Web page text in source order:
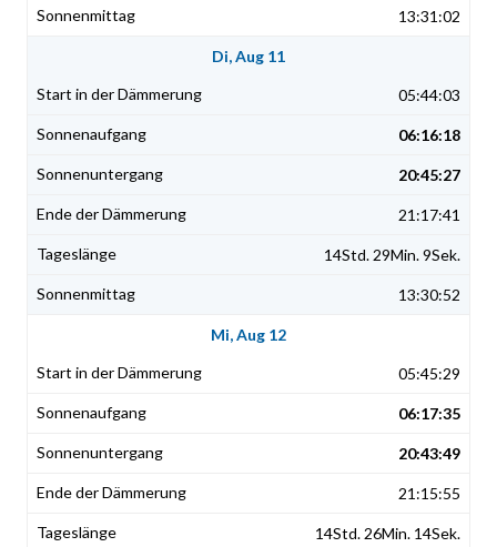
13:31:02
Di, Aug 11
05:44:03
06:16:18
20:45:27
21:17:41
14Std. 29Min. 9Sek.
13:30:52
Mi, Aug 12
05:45:29
06:17:35
20:43:49
21:15:55
14Std. 26Min. 14Sek.